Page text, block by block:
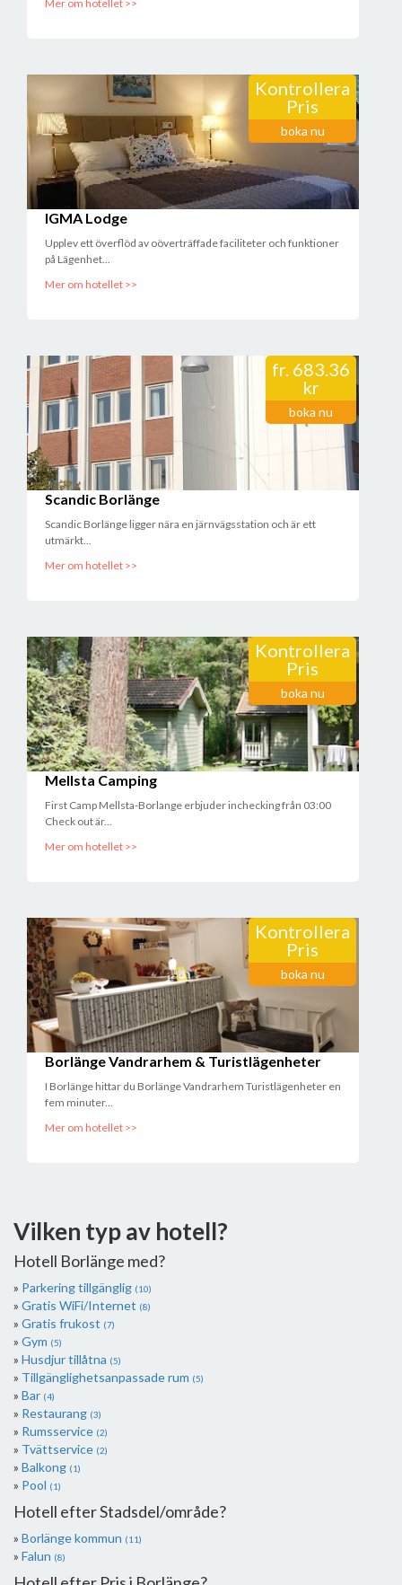
Mer om hotellet >>
Kontrollera
Pris
boka nu
IGMA Lodge
Upplev ett överflöd av oöverträffade faciliteter och funktioner
på Lägenhet...
Mer om hotellet >>
fr. 683.36
kr
boka nu
Scandic Borlänge
Scandic Borlänge ligger nära en järnvägsstation och är ett
utmärkt...
Mer om hotellet >>
Kontrollera
Pris
boka nu
Mellsta Camping
First Camp Mellsta-Borlange erbjuder inchecking från 03:00
Check out är...
Mer om hotellet >>
Kontrollera
Pris
boka nu
Borlänge Vandrarhem & Turistlägenheter
I Borlänge hittar du Borlänge Vandrarhem Turistlägenheter en
fem minuter...
Mer om hotellet >>
Vilken typ av hotell?
Hotell Borlänge med?
Parkering tillgänglig (10)
Gratis WiFi/Internet (8)
Gratis frukost (7)
Gym (5)
Husdjur tillåtna (5)
Tillgänglighetsanpassade rum (5)
Bar (4)
Restaurang (3)
Rumsservice (2)
Tvättservice (2)
Balkong (1)
Pool (1)
Hotell efter Stadsdel/område?
Borlänge kommun (11)
Falun (8)